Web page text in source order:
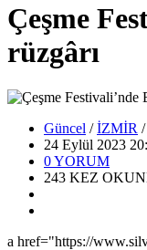
Çeşme
rüzgârı
Güncel /İZMİR /
24 Eylül 2023
0YORUM
243 KEZ
a href="https://